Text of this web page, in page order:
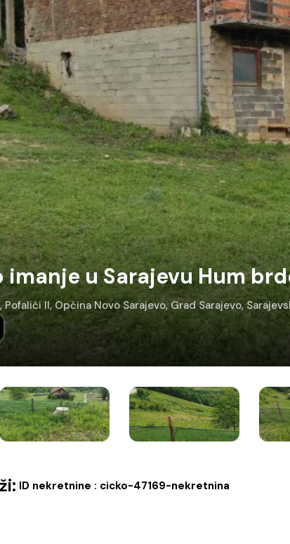
imanje u Sarajevu Hum
Pofalići II, Općina Novo Sarajevo, Grad Sarajevo,
ID nekretnine : cicko-47169-nekretnina